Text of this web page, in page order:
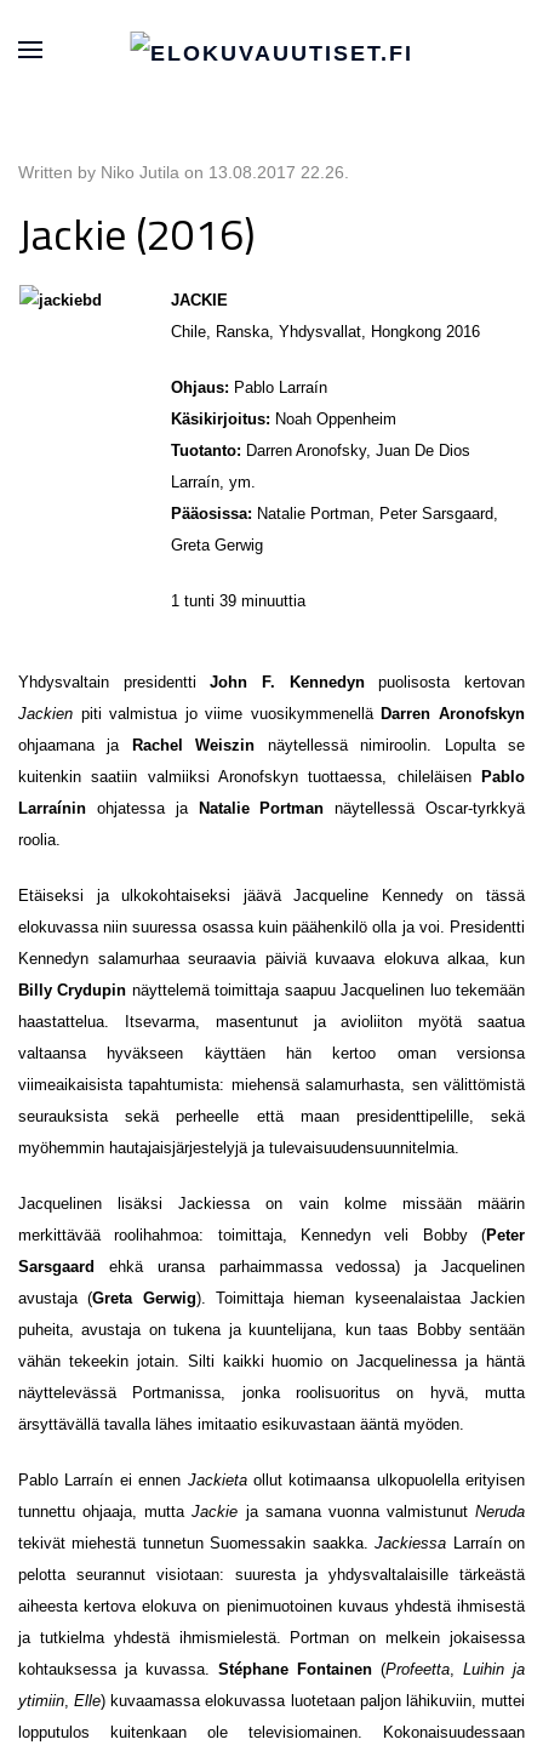
Written by Niko Jutila on 13.08.2017 22.26
Jackie (2016)
JACKIE
Chile, Ranska, Yhdysvallat, Hongkong 2016
Ohjaus: Pablo Larraín
Käsikirjoitus: Noah Oppenheim
Tuotanto: Darren Aronofsky, Juan De Dios
Larraín, ym.
Pääosissa: Natalie Portman, Peter Sarsgaard,
Greta Gerwig
1 tunti 39 minuuttia
Yhdysvaltain presidenttiJohn F. Kennedynpuolisosta kertovan
Jackien piti valmistua jo viime vuosikymmenellä Darren Aronofskyn
ohjaamana ja
Rachel Weiszin näytellessä nimiroolin. Lopulta se
kuitenkin saatiin valmiiksi Aronofskyn tuottaessa, chileläisen
Pablo
Larraínin ohjatessa ja Natalie Portman näytellessä Oscar-tyrkkyä
roolia.
Etäiseksi ja ulkokohtaiseksi jäävä Jacqueline Kennedy on tässä
elokuvassa niin suuressa osassa kuin päähenkilö olla ja voi. Presidentti
Kennedyn salamurhaa seuraavia päiviä kuvaava elokuva alkaa, kun
Billy Crydupin näyttelemä toimittaja saapuu Jacquelinen luo tekemään
haastattelua. Itsevarma, masentunut ja avioliiton myötä saatua
valtaansa hyväkseen käyttäen hän kertoo oman versionsa
viimeaikaisista tapahtumista: miehensä salamurhasta, sen välittömistä
seurauksista sekä perheelle että maan presidenttipelille, sekä
myöhemmin hautajaisjärjestelyjä ja tulevaisuudensuunnitelmia.
Jacquelinen lisäksi Jackiessa on vain kolme missään määrin
merkittävää roolihahmoa: toimittaja, Kennedyn veli Bobby (Peter
Sarsgaard
ehkä uransa parhaimmassa vedossa) ja Jacquelinen
avustaja (Greta Gerwig). Toimittaja hieman kyseenalaistaa Jackien
puheita, avustaja on tukena ja kuuntelijana, kun taas Bobby sentään
vähän tekeekin jotain. Silti kaikki huomio on Jacquelinessa ja häntä
näyttelevässä Portmanissa, jonka roolisuoritus on hyvä, mutta
ärsyttävällä tavalla lähes imitaatio esikuvastaan ääntä myöden.
Pablo Larraín ei ennen Jackietaollut kotimaansa ulkopuolella erityisen
tunnettu ohjaaja, muttaJackie ja samana vuonna valmistunut Neruda
tekivät miehestä tunnetun Suomessakin saakka.Jackiessa Larraín on
pelotta seurannut visiotaan: suuresta ja yhdysvaltalaisille tärkeästä
aiheesta kertova elokuva on pienimuotoinen kuvaus yhdestä ihmisestä
ja tutkielma yhdestä ihmismielestä. Portman on melkein jokaisessa
kohtauksessa ja kuvassa. Stéphane Fontainen (Profeetta, Luihin ja
ytimiin,Elle) kuvaamassa elokuvassa luotetaan paljon lähikuviin, muttei
lopputulos kuitenkaan ole televisiomainen. Kokonaisuudessaan